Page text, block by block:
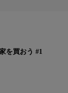
を買おう #1